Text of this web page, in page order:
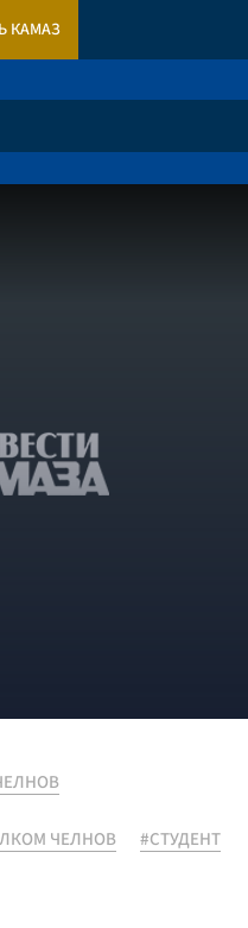
КАМАЗ
ЧЕЛНОВ
#СТУДЕНТ